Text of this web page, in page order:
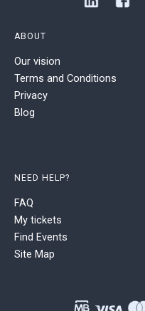
ABOUT
Our vision
Terms and Conditions
Privacy
Blog
NEED HELP?
FAQ
My tickets
Find Events
Site Map